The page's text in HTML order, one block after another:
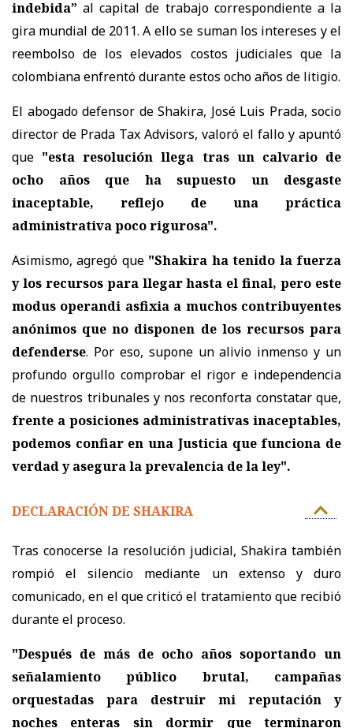
indebida” al capital de trabajo correspondiente a la
gira mundial de 2011. A ello se suman los intereses y el
reembolso de los elevados costos judiciales que la
colombiana enfrentó durante estos ocho años de litigio.
El abogado defensor de Shakira, José Luis Prada, socio
director de Prada Tax Advisors, valoró el fallo y apuntó
que "esta resolución llega tras un calvario de
ocho años que ha supuesto un desgaste
inaceptable, reflejo de una práctica
administrativa poco rigurosa".
Asimismo, agregó que "Shakira ha tenido la fuerza
y los recursos para llegar hasta el final, pero este
modus operandi asfixia a muchos contribuyentes
anónimos que no disponen de los recursos para
defenderse. Por eso, supone un alivio inmenso y un
profundo orgullo comprobar el rigor e independencia
de nuestros tribunales y nos reconforta constatar que,
frente a posiciones administrativas inaceptables,
podemos confiar en una Justicia que funciona de
verdad y asegura la prevalencia de la ley".
DECLARACIÓN DE SHAKIRA
Tras conocerse la resolución judicial, Shakira también
rompió el silencio mediante un extenso y duro
comunicado, en el que criticó el tratamiento que recibió
durante el proceso.
"Después de más de ocho años soportando un
señalamiento público brutal, campañas
orquestadas para destruir mi reputación y
noches enteras sin dormir que terminaron